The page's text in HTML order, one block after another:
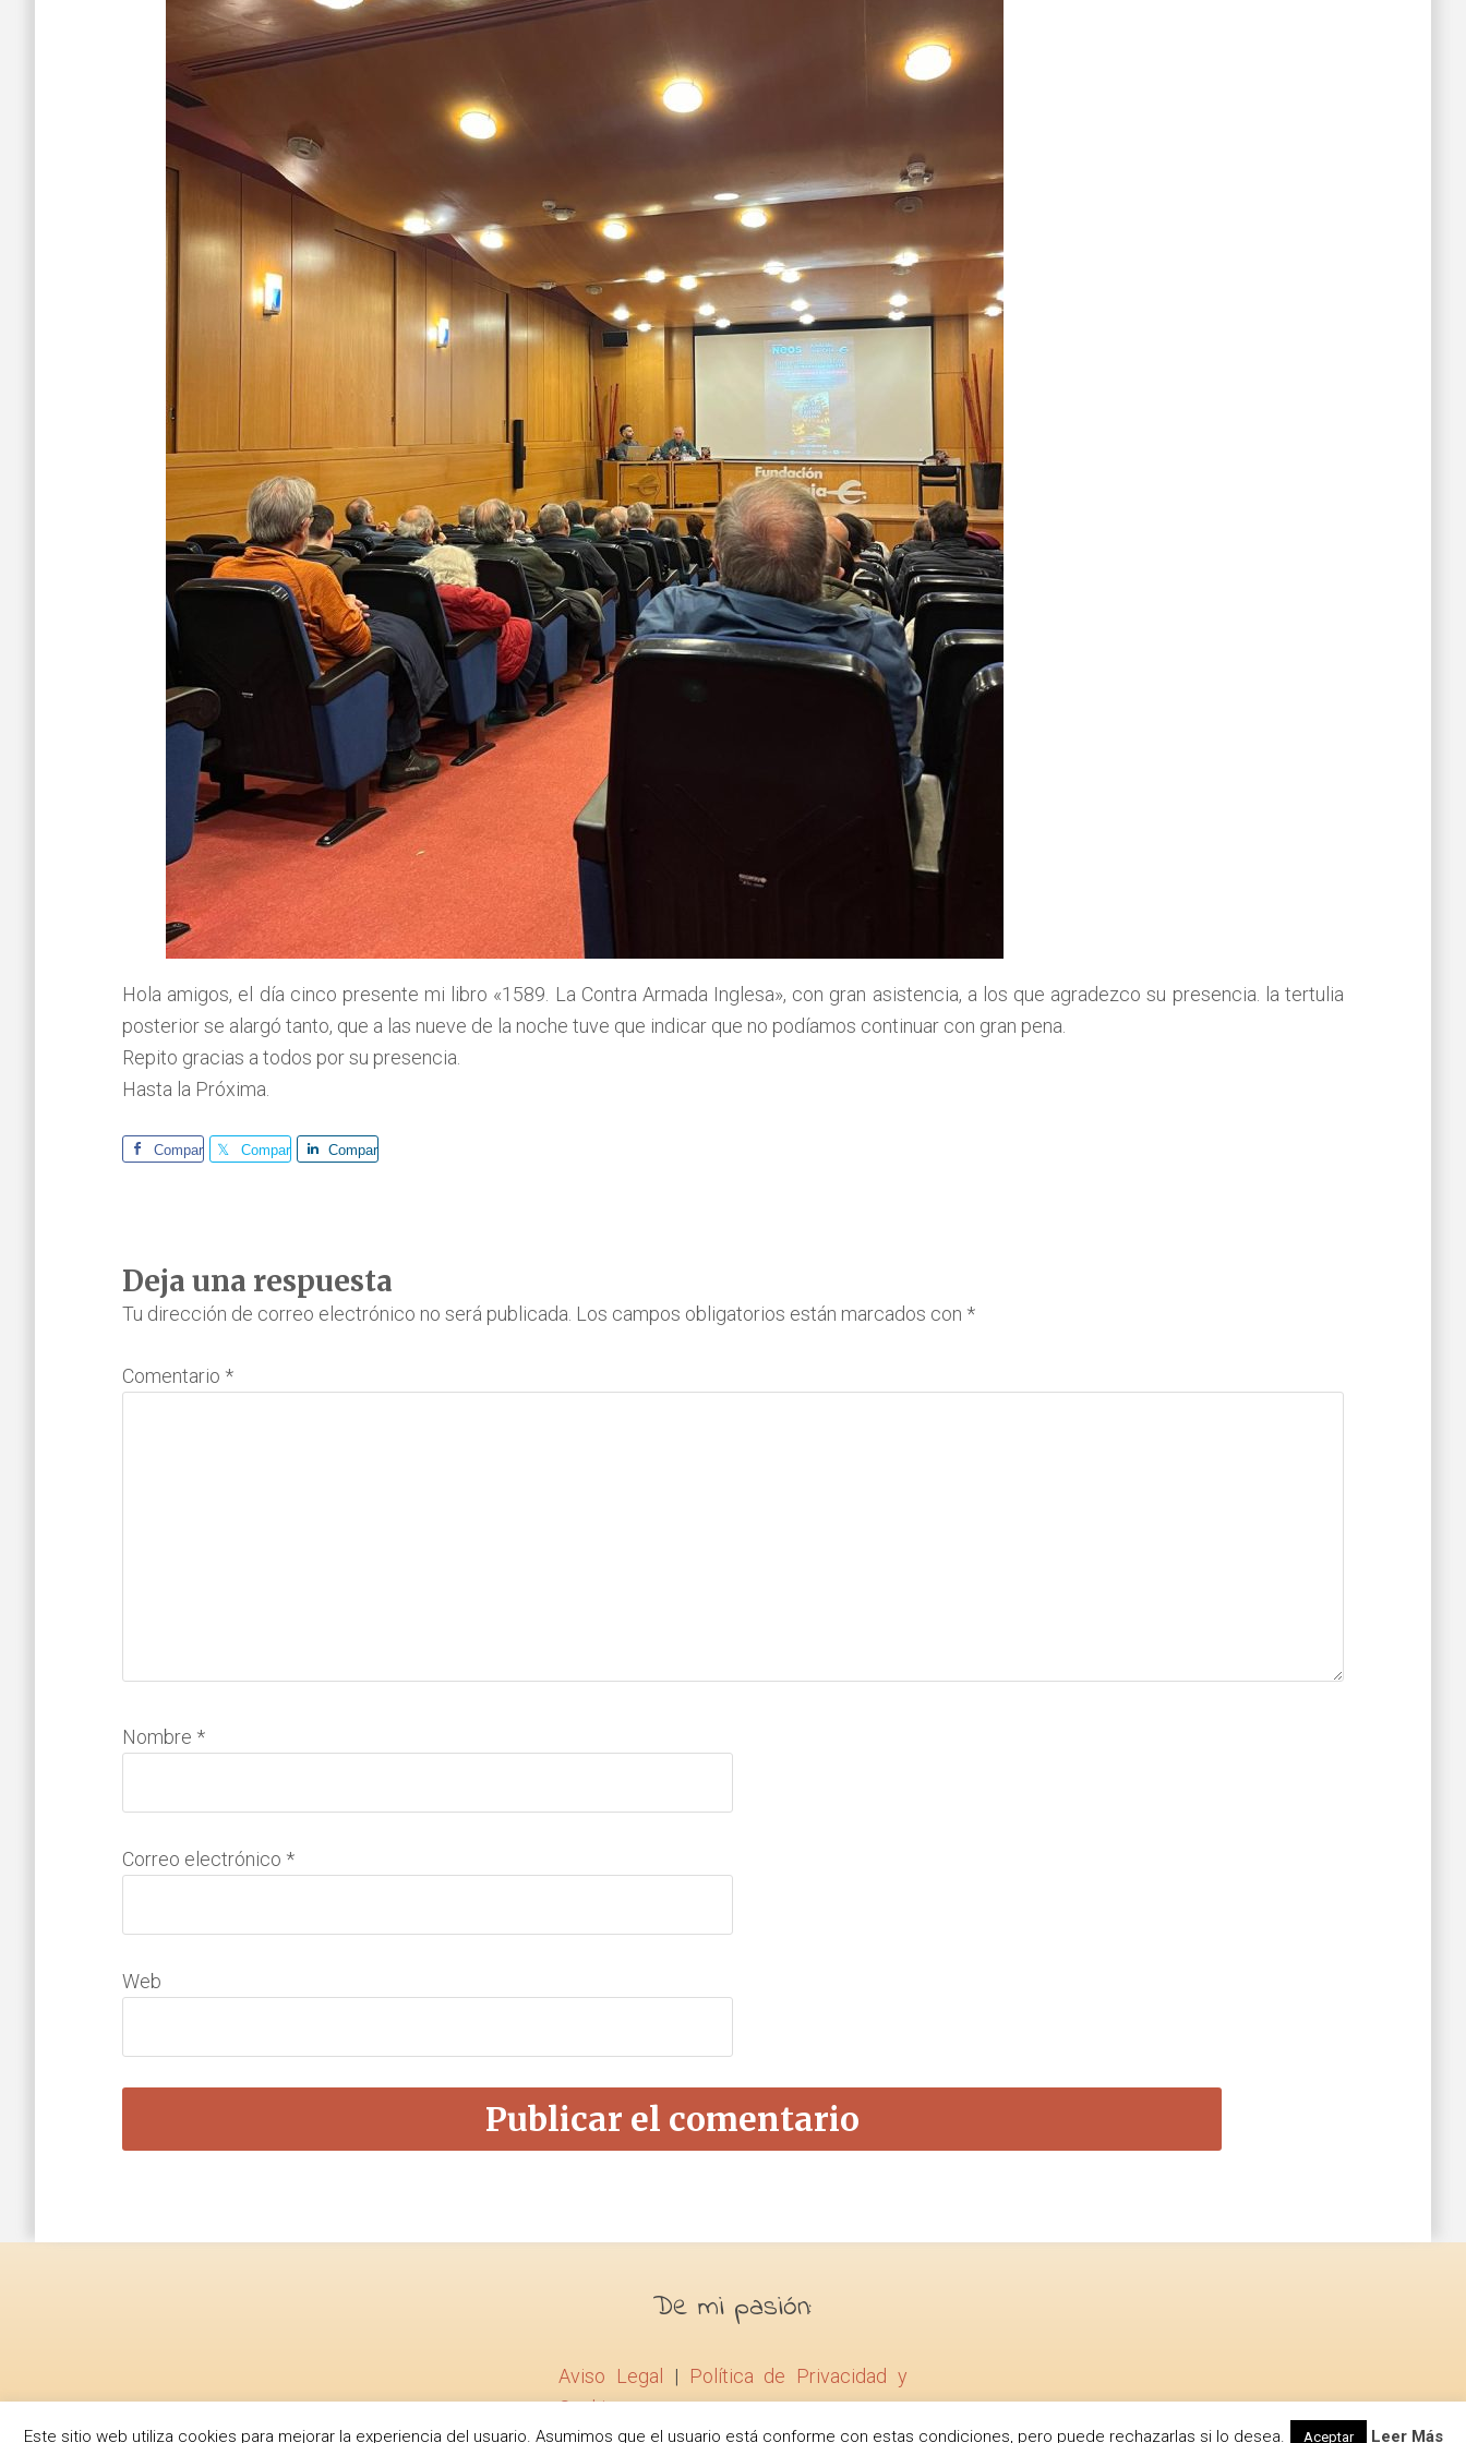
Hola amigos, el día cinco presente mi libro «1589. La Contra Armada Inglesa», con gran asistencia, a los que agradezco su presencia. la tertulia
posterior se alargó tanto, que a las nueve de la noche tuve que indicar que no podíamos continuar con gran pena.
Repito gracias a todos por su presencia.
Hasta la Próxima.
Comparte Comparte Comparte
Interacciones
lectores
Deja una respuesta
Tu dirección de correo electrónico no será publicada. Los campos obligatorios están marcados con *
Comentario *
Nombre *
Correo electrónico *
Web
De mi pasión:
Aviso Legal |
Política de Privacidad y
Cookies
Este sitio web utiliza cookies para mejorar la experiencia del usuario. Asumimos que el usuario está conforme con estas condiciones, pero puede rechazarlas si lo desea. Aceptar Leer Más